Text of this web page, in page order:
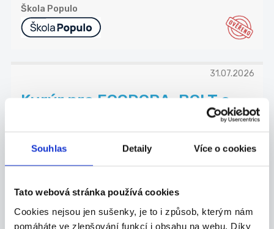
Souhlas Detaily Více o cookies
Tato webová stránka používá cookies
Cookies nejsou jen sušenky, je to i způsob, kterým nám
pomáháte ve zlepšování funkcí i obsahu na webu. Díky
Škola Populo
31.07.2026
Kurýr pro FOODORA, BOLT a
zá...
21 Consult Group s.r.o.